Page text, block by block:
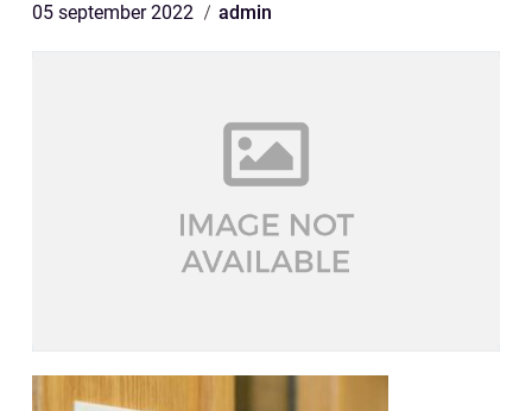
05 september 2022 admin